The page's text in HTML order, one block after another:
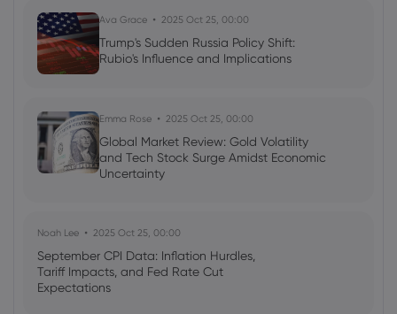
Minsky Moment?
Gold
Shares of Donald Trump's media
CFD Trading Shares Stocks
Ava Grace 2025 Oct 25, 00:00
Trump's Sudden Russia Policy Shift:
Rubio's Influence and Implications
Emma Rose 2025 Oct 25, 00:00
Global Market Review: Gold Volatility
and Tech Stock Surge Amidst Economic
Uncertainty
Noah Lee 2025 Oct 25, 00:00
September CPI Data: Inflation Hurdles,
Tariff Impacts, and Fed Rate Cut
Expectations